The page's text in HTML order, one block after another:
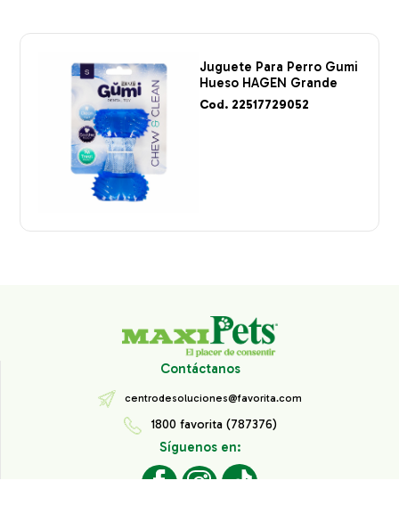
Juguete Para Perro Gumi
Hueso HAGEN Grande
Cod. 22517729052
Contáctanos
centrodesoluciones@favorita.com
1800 favorita (787376)
Síguenos en: